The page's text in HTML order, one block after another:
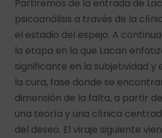
Partiremos de la entrada de
psicoanálisis a través de la
el estadio del espejo. A
la etapa en la que Lacan
significante en la subjetividad y
la cura, fase donde se
dimensión de la falta, a partir
una teoría y una clínica
del deseo. El viraje siguiente